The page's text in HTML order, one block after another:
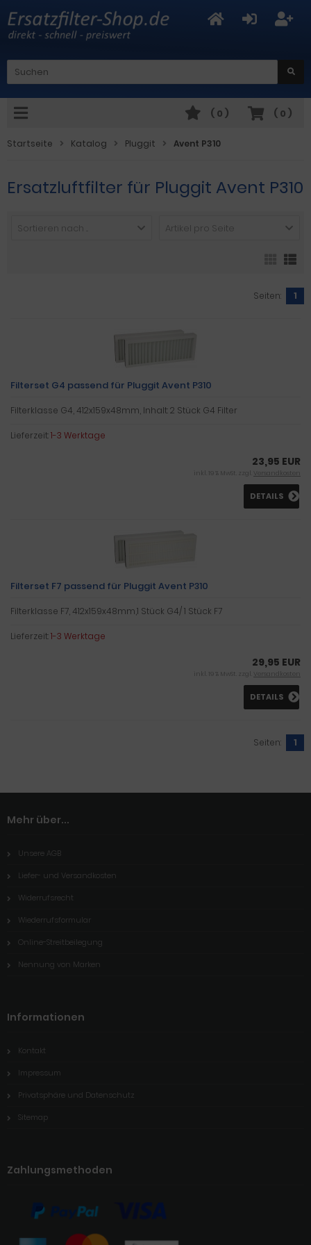
( 0 )
( 0 )
Startseite Katalog Pluggit Avent P310
Ersatzluftfilter für Pluggit Avent P310
Sortieren nach ... Artikel pro Seite
Seiten: 1
Filterset G4 passend für Pluggit Avent P310
Filterklasse G4, 412x159x48mm, Inhalt: 2 Stück G4 Filter
Lieferzeit:1-3 Werktage
23,95 EUR
inkl. 19 % MwSt. zzgl. Versandkosten
DETAILS
Filterset F7 passend für Pluggit Avent P310
Filterklasse F7, 412x159x48mm,1 Stück G4/ 1 Stück F7
Lieferzeit:1-3 Werktage
29,95 EUR
inkl. 19 % MwSt. zzgl. Versandkosten
DETAILS
Seiten: 1
Mehr über...
Unsere AGB
Liefer- und Versandkosten
Widerrufsrecht
Wiederrufsformular
Online-Streitbeilegung
Nennung von Marken
Informationen
Kontakt
Impressum
Privatsphäre und Datenschutz
Sitemap
Zahlungsmethoden